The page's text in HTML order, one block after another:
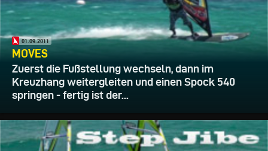
01.09.2011
MOVES
Zuerst die Fußstellung wechseln, dann im
Kreuzhang weitergleiten und einen Spock 540
springen - fertig ist der...